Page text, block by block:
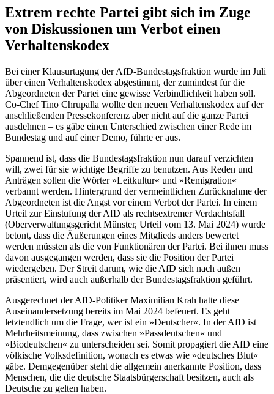
Extrem rechte Partei gibt sich im Zuge
von Diskussionen um Verbot einen
Verhaltenskodex
Bei einer Klausurtagung der AfD-Bundestagsfraktion wurde im Juli
über einen Verhaltenskodex abgestimmt, der zumindest für die
Abgeordneten der Partei eine gewisse Verbindlichkeit haben soll.
Co-Chef Tino Chrupalla wollte den neuen Verhaltenskodex auf der
anschließenden Pressekonferenz aber nicht auf die ganze Partei
ausdehnen – es gäbe einen Unterschied zwischen einer Rede im
Bundestag und auf einer Demo, führte er aus.
Spannend ist, dass die Bundestagsfraktion nun darauf verzichten
will, zwei für sie wichtige Begriffe zu benutzen. Aus Reden und
Anträgen sollen die Wörter »Leitkultur« und »Remigration«
verbannt werden. Hintergrund der vermeintlichen Zurücknahme der
Abgeordneten ist die Angst vor einem Verbot der Partei. In einem
Urteil zur Einstufung der AfD als rechtsextremer Verdachtsfall
(Oberverwaltungsgericht Münster, Urteil vom 13. Mai 2024) wurde
betont, dass die Äußerungen eines Mitglieds anders bewertet
werden müssten als die von Funktionären der Partei. Bei ihnen muss
davon ausgegangen werden, dass sie die Position der Partei
wiedergeben. Der Streit darum, wie die AfD sich nach außen
präsentiert, wird auch außerhalb der Bundestagsfraktion geführt.
Ausgerechnet der AfD-Politiker Maximilian Krah hatte diese
Auseinandersetzung bereits im Mai 2024 befeuert. Es geht
letztendlich um die Frage, wer ist ein »Deutscher«. In der AfD ist
Mehrheitsmeinung, dass zwischen »Passdeutschen« und
»Biodeutschen« zu unterscheiden sei. Somit propagiert die AfD eine
völkische Volksdefinition, wonach es etwas wie »deutsches Blut«
gäbe. Demgegenüber steht die allgemein anerkannte Position, dass
Menschen, die die deutsche Staatsbürgerschaft besitzen, auch als
Deutsche zu gelten haben.